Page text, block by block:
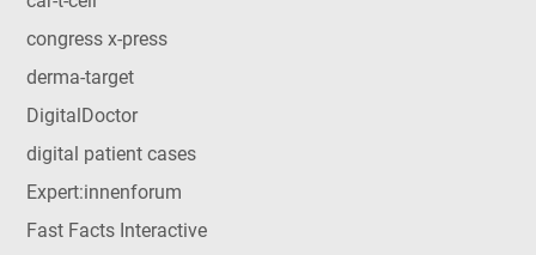
congress x-press
derma-target
DigitalDoctor
digital patient cases
Expert:innenforum
Fast Facts Interactive